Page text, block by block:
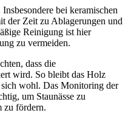
bei keramischen
der Zeit zu Ablagerungen und
Reinigung ist hier
zu vermeiden.
dass die
wird. So bleibt das Holz
wohl. Das Monitoring der
um Staunässe zu
zu fördern.